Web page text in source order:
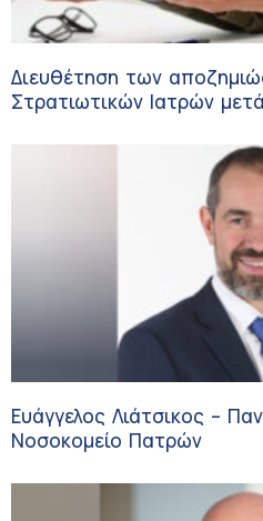
Διευθέτηση των
Στρατιωτικών Ιατρών
Ευάγγελος Λιάτσικος –
Νοσοκομείο Πατρών